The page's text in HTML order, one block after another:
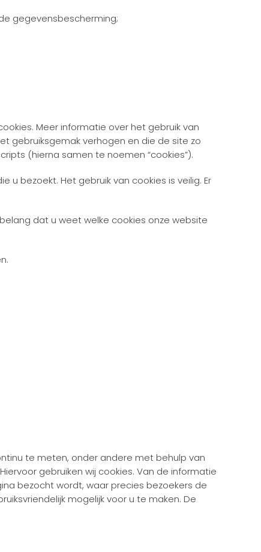
gegevensbescherming;
Meer informatie over het gebruik van
gebruiksgemak verhogen en die de site zo
(hierna samen te noemen “cookies”).
bezoekt. Het gebruik van cookies is veilig. Er
dat u weet welke cookies onze website
te meten, onder andere met behulp van
gebruiken wij cookies. Van de informatie
bezocht wordt, waar precies bezoekers de
mogelijk voor u te maken. De